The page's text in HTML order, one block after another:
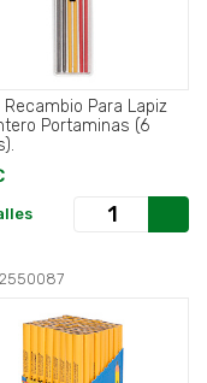
Recambio Para Lapiz
Portaminas (6